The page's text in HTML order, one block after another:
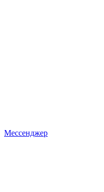
Мессенджер